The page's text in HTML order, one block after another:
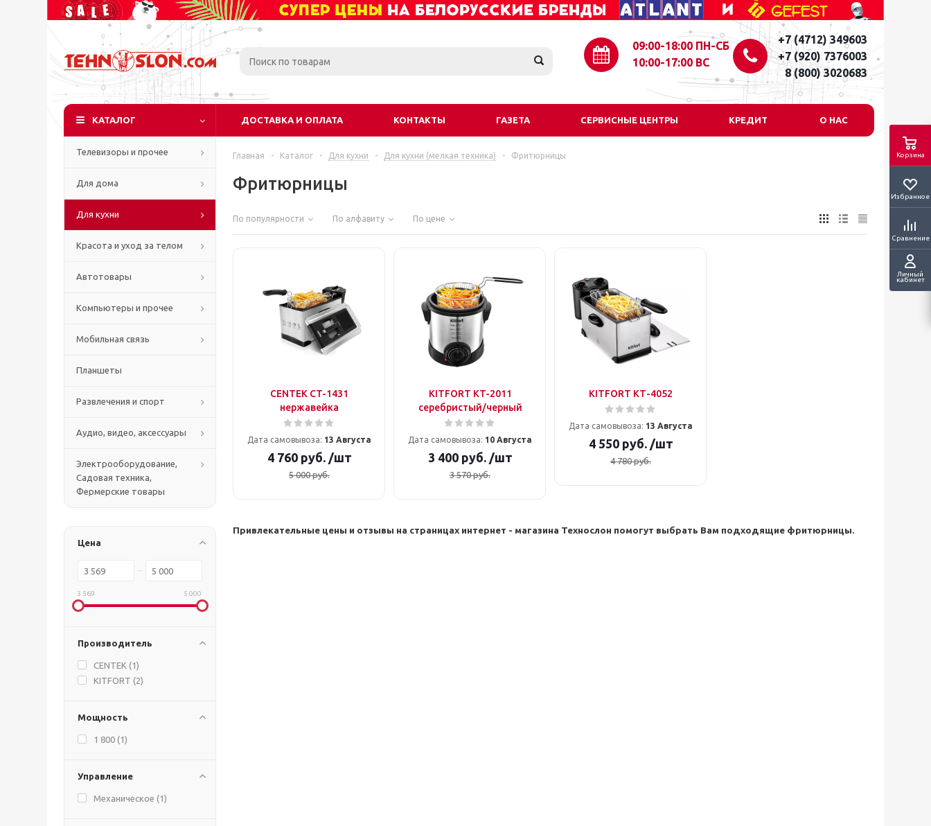
09:00-18:00 ПН-СБ
10:00-17:00 ВС
Корзина
Избранное
Сравнение
Личный
кабинет
+7 (4712) 349603
+7 (920) 7376003
8 (800) 3020683
КАТАЛОГ ДОСТАВКА И ОПЛАТА КОНТАКТЫ ГАЗЕТА СЕРВИСНЫЕ ЦЕНТРЫ КРЕДИТ О НАС
Телевизоры и прочее
Для дома
Для кухни
Красота и уход за телом
Автотовары
Компьютеры и прочее
Мобильная связь
Планшеты
Развлечения и спорт
Аудио, видео, аксессуары
Электрооборудование,
Садовая техника,
Фермерские товары
Цена
3 569 5 000
Производитель
CENTEK (1)
KITFORT (2)
Мощность
1 800 (1)
Управление
Механическое (1)
Главная - Каталог - Для кухни - Для кухни (мелкая техника) - Фритюрницы
Фритюрницы
По популярности По алфавиту По цене
CENTEK CT-1431
нержавейка
Дата самовывоза: 13 Августа
4 760руб. /шт
5 000руб.
KITFORT KT-2011
серебристый/черный
Дата самовывоза: 10 Августа
3 400руб. /шт
3 570руб.
KITFORT КТ-4052
Дата самовывоза: 13 Августа
4 550руб. /шт
4 780руб.
Привлекательные цены и отзывы на страницах интернет - магазина Технослон помогут выбрать Вам подходящие фритюрницы.